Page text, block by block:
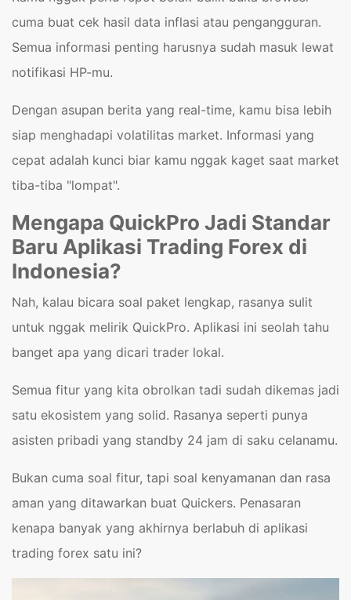
cuma buat cek hasil data inflasi atau pengangguran.
Semua informasi penting harusnya sudah masuk lewat
notifikasi HP-mu.
Dengan asupan berita yang real-time, kamu bisa lebih
siap menghadapi volatilitas market. Informasi yang
cepat adalah kunci biar kamu nggak kaget saat market
tiba-tiba "lompat".
Mengapa QuickPro Jadi Standar
Baru Aplikasi Trading Forex di
Indonesia?
Nah, kalau bicara soal paket lengkap, rasanya sulit
untuk nggak melirik QuickPro. Aplikasi ini seolah tahu
banget apa yang dicari trader lokal.
Semua fitur yang kita obrolkan tadi sudah dikemas jadi
satu ekosistem yang solid. Rasanya seperti punya
asisten pribadi yang standby 24 jam di saku celanamu.
Bukan cuma soal fitur, tapi soal kenyamanan dan rasa
aman yang ditawarkan buat Quickers. Penasaran
kenapa banyak yang akhirnya berlabuh di aplikasi
trading forex satu ini?